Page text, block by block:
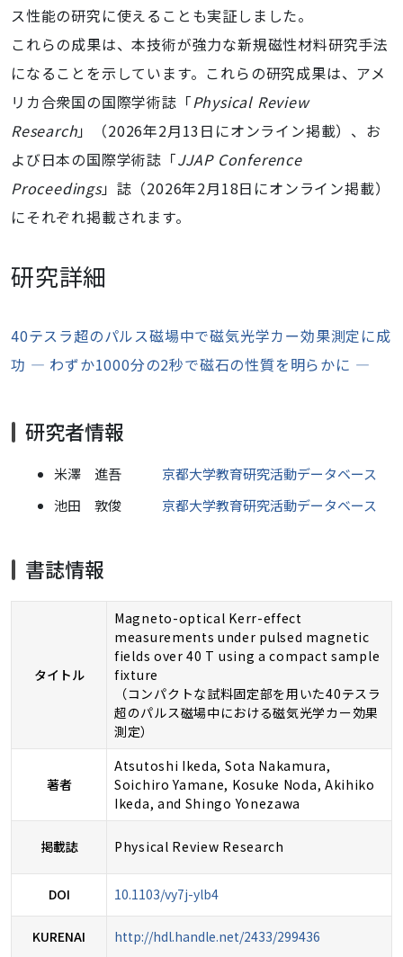
ス性能の研究に使えることも実証しました。
これらの成果は、本技術が強力な新規磁性材料研究手法
になることを示しています。これらの研究成果は、アメ
リカ合衆国の国際学術誌「Physical Review
Research」（2026年2月13日にオンライン掲載）、お
よび日本の国際学術誌「JJAP Conference
Proceedings」誌（2026年2月18日にオンライン掲載）
にそれぞれ掲載されます。
研究詳細
40テスラ超のパルス磁場中で磁気光学カー効果測定に成
功 ― わずか1000分の2秒で磁石の性質を明らかに ―
研究者情報
米澤 進吾 京都大学教育研究活動データベース
池田 敦俊 京都大学教育研究活動データベース
書誌情報
タイトル
Magneto-optical Kerr-effect
measurements under pulsed magnetic
fields over 40 T using a compact sample
fixture
（コンパクトな試料固定部を用いた40テスラ
超のパルス磁場中における磁気光学カー効果
測定）
著者
Atsutoshi Ikeda, Sota Nakamura,
Soichiro Yamane, Kosuke Noda, Akihiko
Ikeda, and Shingo Yonezawa
掲載誌 Physical Review Research
DOI 10.1103/vy7j-ylb4
KURENAI http://hdl.handle.net/2433/299436